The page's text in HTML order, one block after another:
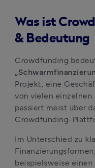
Was ist
& Bedeutung
Projekt, eine
von vielen einzelnen
passiert meist über
Crowdfunding-
Im Unterschied zu
beispielsweise